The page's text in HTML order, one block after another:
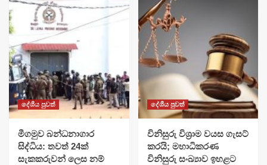
දේශීය පුවත්
මීගමුව බන්ධනාගාර
සිද්ධිය: තවත් 24ක්
සැකකරුවන් ලෙස නම්
දේශීය පුවත්
විනිසුරු විශ්‍රාම වයස ගැසට්
කරයි; මහාධිකරණ
විනිසුරු සංඛ්‍යාව ඉහළට